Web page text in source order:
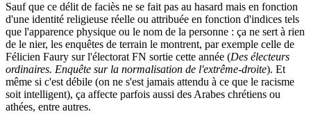
Sauf que ce délit de faciès ne se fait pas au hasard mais en fonction
d'une identité religieuse réelle ou attribuée en fonction d'indices tels
que l'apparence physique ou le nom de la personne : ça ne sert à rien
de le nier, les enquêtes de terrain le montrent, par exemple celle de
Félicien Faury sur l'électorat FN sortie cette année (Des électeurs
ordinaires. Enquête sur la normalisation de l'extrême-droite). Et
même si c'est débile (on ne s'est jamais attendu à ce que le racisme
soit intelligent), ça affecte parfois aussi des Arabes chrétiens ou
athées, entre autres.